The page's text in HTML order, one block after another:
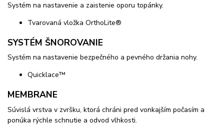
Systém na nastavenie a zaistenie oporu topánky.
Tvarovaná vložka OrthoLite®
SYSTÉM ŠNOROVANIE
Systém na nastavenie bezpečného a pevného držania nohy.
Quicklace™
MEMBRANE
Súvislá vrstva v zvršku, ktorá chráni pred vonkajším počasím a
ponúka rýchle schnutie a odvod vlhkosti.